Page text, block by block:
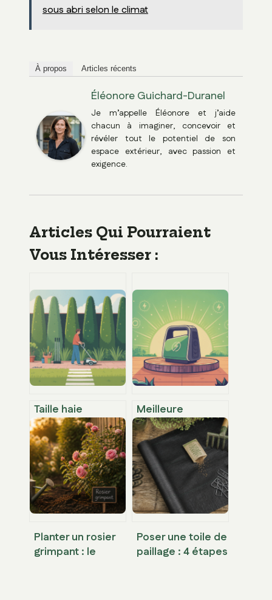
sous abri selon le climat
À propos Articles récents
Éléonore Guichard-Duranel
Je m’appelle Éléonore et j’aide
chacun à imaginer, concevoir et
révéler tout le potentiel de son
espace extérieur, avec passion et
exigence.
Articles Qui Pourraient
Vous Intéresser :
Taille haie
télescopique à
batterie : le guide
pour choisir sans
se tromper
Meilleure
tronçonneuse
électrique sans fil
: le guide pour
choisir
sereinement
Planter un rosier
grimpant : le
Poser une toile de
paillage : 4 étapes